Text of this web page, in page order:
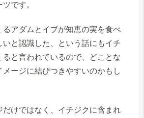
です。
るアダムとイブが知恵の実を食べ
いと認識した、という話にもイチ
ると言われているので、どことな
メージに結びつきやすいのかもし
だけではなく、イチジクに含まれ